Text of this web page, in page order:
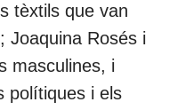
tèxtils que van
Joaquina Rosés i
masculines, i
polítiques i els